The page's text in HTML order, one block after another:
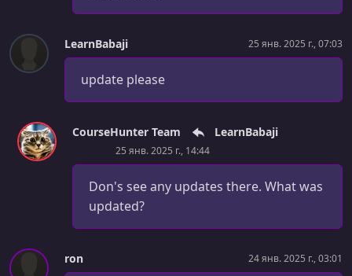
LearnBabaji 25 янв. 2025 г., 07:03
update please
CourseHunter Team LearnBabaji
25 янв. 2025 г., 14:44
Don's see any updates there. What was
updated?
ron 24 янв. 2025 г., 03:01